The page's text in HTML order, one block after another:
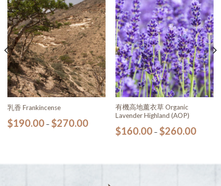
加入
願望
清單
乳香 Frankincense
$190.00– $270.00
加入
願望
清單
有機高地薰衣草 Organic
Lavender Highland (AOP)
$160.00– $260.00